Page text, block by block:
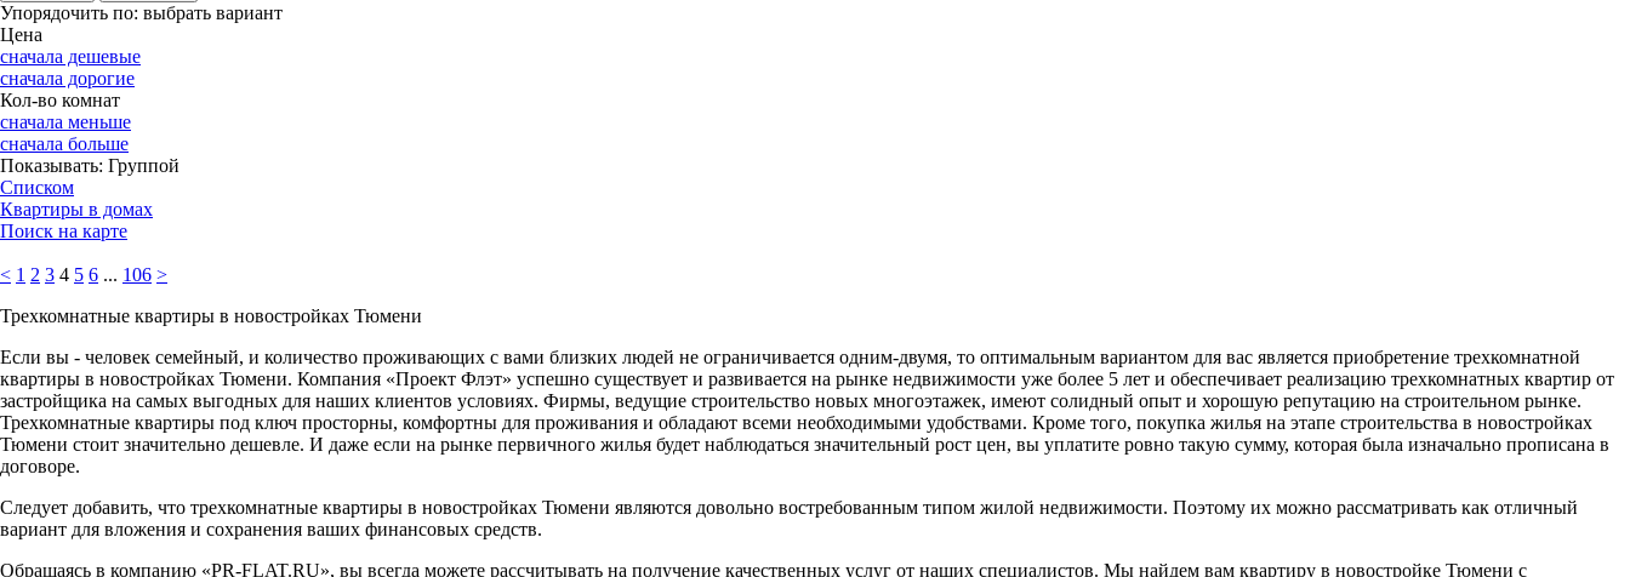
Упорядочить по: выбрать вариант
Цена
сначала дешевые
сначала дорогие
Кол-во комнат
сначала меньше
сначала больше
Показывать: Группой
Списком
Квартиры в домах
Поиск на карте
< 1 2 3 4 5 6 ... 106 >
Трехкомнатные квартиры в новостройках Тюмени
Если вы - человек семейный, и количество проживающих с вами близких людей не ограничивается одним-двумя, то оптимальным вариантом для вас является приобретение трехкомнатной
квартиры в новостройках Тюмени. Компания «Проект Флэт» успешно существует и развивается на рынке недвижимости уже более 5 лет и обеспечивает реализацию трехкомнатных квартир от
застройщика на самых выгодных для наших клиентов условиях. Фирмы, ведущие строительство новых многоэтажек, имеют солидный опыт и хорошую репутацию на строительном рынке.
Трехкомнатные квартиры под ключ просторны, комфортны для проживания и обладают всеми необходимыми удобствами. Кроме того, покупка жилья на этапе строительства в новостройках
Тюмени стоит значительно дешевле. И даже если на рынке первичного жилья будет наблюдаться значительный рост цен, вы уплатите ровно такую сумму, которая была изначально прописана в
договоре.
Следует добавить, что трехкомнатные квартиры в новостройках Тюмени являются довольно востребованным типом жилой недвижимости. Поэтому их можно рассматривать как отличный
вариант для вложения и сохранения ваших финансовых средств.
Обращаясь в компанию «PR-FLAT.RU», вы всегда можете рассчитывать на получение качественных услуг от наших специалистов. Мы найдем вам квартиру в новостройке Тюмени с